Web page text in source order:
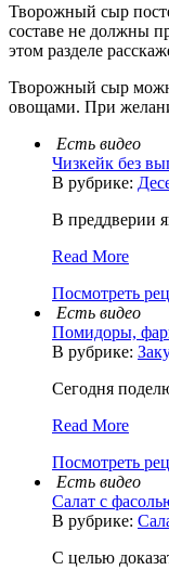
Творожный сыр
составе не должны
этом разделе
Творожный сыр
овощами. При
Есть видео
Чизкейк без
В рубрике:
В преддверии
Read More
Посмотреть
Есть видео
Помидоры,
В рубрике:
Сегодня
Read More
Посмотреть
Есть видео
Салат с
В рубрике:
С целью